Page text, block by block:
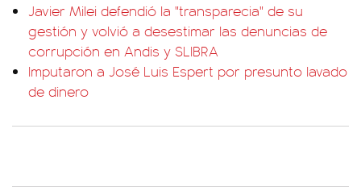
Javier Milei defendió la "transparecia" de su
gestión y volvió a desestimar las denuncias de
corrupción en Andis y $LIBRA
Imputaron a José Luis Espert por presunto lavado
de dinero